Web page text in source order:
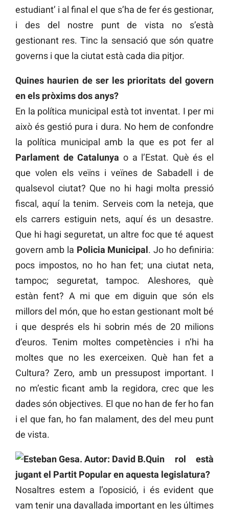
estudiant’ i al final el que s’ha de fer és gestionar,
i des del nostre punt de vista no s’està
gestionant res. Tinc la sensació que són quatre
governs i que la ciutat està cada dia pitjor.
Quines haurien de ser les prioritats del govern
en els pròxims dos anys?
En la política municipal està tot inventat. I per mi
això és gestió pura i dura. No hem de confondre
la política municipal amb la que es pot fer al
Parlament de Catalunya o a l’Estat. Què és el
que volen els veïns i veïnes de Sabadell i de
qualsevol ciutat? Que no hi hagi molta pressió
fiscal, aquí la tenim. Serveis com la neteja, que
els carrers estiguin nets, aquí és un desastre.
Que hi hagi seguretat, un altre foc que té aquest
govern amb la Policia Municipal. Jo ho definiria:
pocs impostos, no ho han fet; una ciutat neta,
tampoc; seguretat, tampoc. Aleshores, què
estàn fent? A mi que em diguin que són els
millors del món, que ho estan gestionant molt bé
i que després els hi sobrin més de 20 milions
d’euros. Tenim moltes competències i n’hi ha
moltes que no les exerceixen. Què han fet a
Cultura? Zero, amb un pressupost important. I
no m’estic ficant amb la regidora, crec que les
dades són objectives. El que no han de fer ho fan
i el que fan, ho fan malament, des del meu punt
de vista.
Quin rol està
jugant el Partit Popular en aquesta legislatura?
Nosaltres estem a l’oposició, i és evident que
vam tenir una davallada important en les últimes